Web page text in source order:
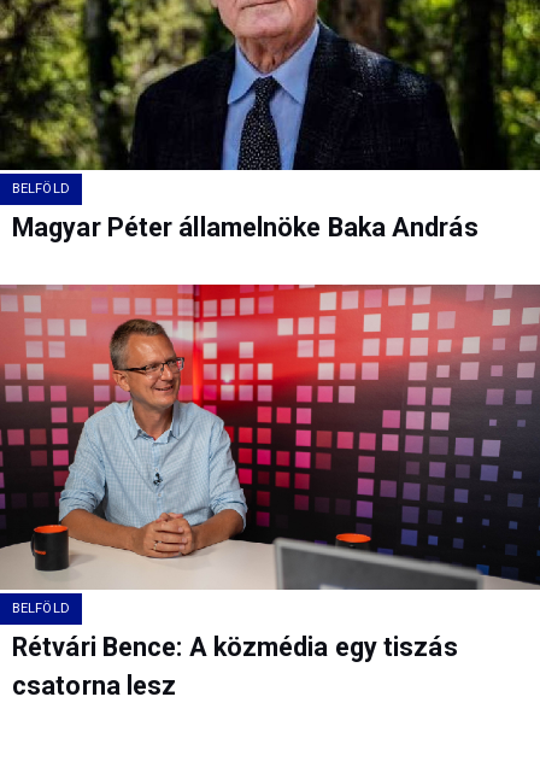
BELFÖLD
Magyar Péter államelnöke Baka András
BELFÖLD
Rétvári Bence: A közmédia egy tiszás
csatorna lesz